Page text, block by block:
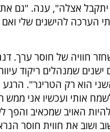
אצלה", ענה. "גם
הערכה להישגים שלי
חוויה של חוסר ערך.
שמנהלים ריקוד
הוא רק הטריגר".
אותי ועכשיו אני ממש
האויב שמכאיב והפך
ושוב את חווית חוסר